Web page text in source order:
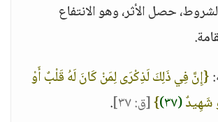
حصل الأثر، وهو الانتفاع
{إِنَّ فِي ذَلِكَ لَذِكْرَى لِمَنْ كَانَ لَهُ قَلْبٌ أَوْ
شَهِيدٌ(٣٧) }[ق: ٣٧]
.